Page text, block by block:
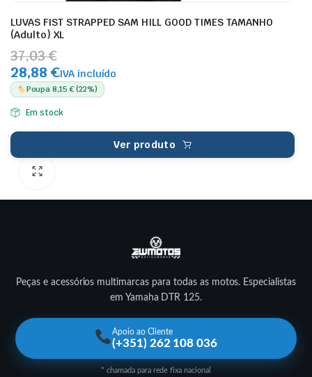
LUVAS FIST STRAPPED SAM HILL GOOD TIMES TAMANHO
(Adulto) XL
37,03 €
28,88 €IVA incluído
Poupa 8,15 € (22%)
Em stock
Ver produto
Peças e acessórios multimarcas para todas as motos. Especialistas
em Yamaha DTR 125.
Apoio ao Cliente
(+351) 262 108 036
* chamada para rede fixa nacional